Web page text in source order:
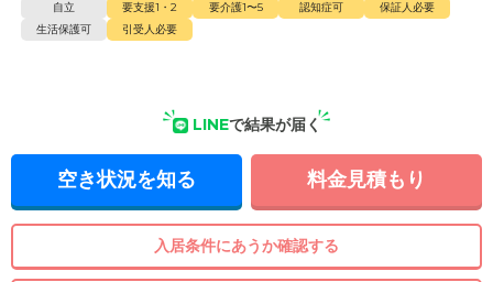
自立 要支援1・2 要介護1〜5 認知症可
保証人必要
生活保護可
引受人必要
LINEで結果が届く
空き状況を知る 料金見積もり
入居条件にあうか確認する